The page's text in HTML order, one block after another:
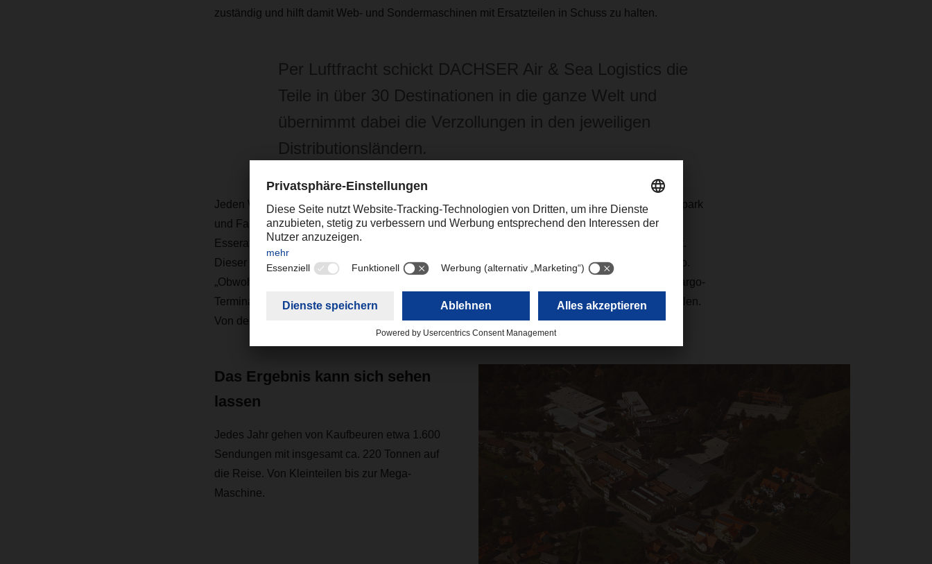
zuständig und hilft damit Web- und Sondermaschinen mit Ersatzteilen in Schuss zu halten.
Per Luftfracht schickt DACHSER Air & Sea Logistics die
Teile in über 30 Destinationen in die ganze Welt und
übernimmt dabei die Verzollungen in den jeweiligen
Distributionsländern.
Jeden Werktag holt die DACHSER-Niederlassung in Kaufbeuren mittlerweile mit eigenem Fuhrpark
und Fahrern Waren in den Lindauer DORNIER-Werken in Lindau und im nahegelegenen
Esseratsweiler ab. „Wir haben dem Kunden einen Single Point of Contact zur Verfügung gestellt.
Dieser koordiniert alle Anfragen und Sendungen der Firma DORNIER“, erklärt Daniele Borrescio.
„Obwohl wir am Standort in Kaufbeuren keine direkte Anbindung an einen internationalen Air-Cargo-
Terminal haben, können wir die gesamte Luftfracht-Klaviatur für Lindauer DORNIER GmbH spielen.
Von den Flugdaten bis zum Proof of Delivery werden sämtliche Kundenwünsche erfüllt.“
Das Ergebnis kann sich sehen
lassen
Jedes Jahr gehen von Kaufbeuren etwa 1.600
Sendungen mit insgesamt ca. 220 Tonnen auf
die Reise. Von Kleinteilen bis zur Mega-
Maschine.